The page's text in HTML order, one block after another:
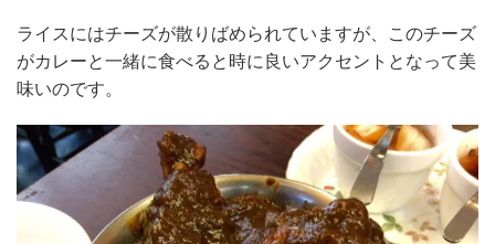
ライスにはチーズが散りばめられていますが、このチーズ
がカレーと一緒に食べると時に良いアクセントとなって美
味いのです。